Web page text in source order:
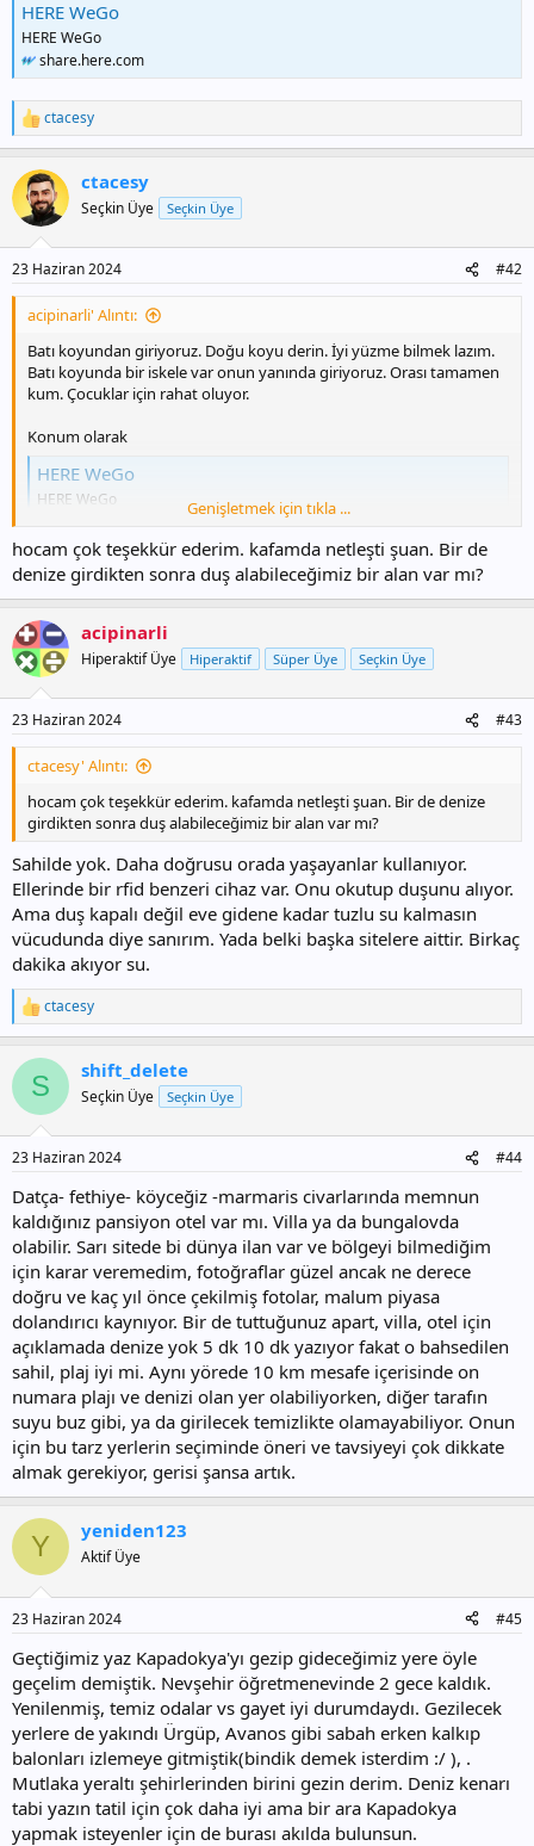
dediler. 5 kuzenin hepsi de aynısını dedi.
Tisan kalabalık olmuyor. Hafta içi giderseniz hele daha tenha. Biz
Tisana giderseniz etrafta. Turistik yerleri gezelim derseniz
gezemezsini çünkü yok. Uzak heryere. Kafa dinlemelik bir yer.
HERE WeGo
HERE WeGo
share.here.com
T
e
k
l
:
ctacesy
ctacesy
Seçkin Üye Seçkin Üye
23 Haziran 2024 #42
acipinarli' Alıntı:
Batı koyundan giriyoruz. Doğu koyu derin. İyi yüzme bilmek lazım.
Batı koyunda bir iskele var onun yanında giriyoruz. Orası tamamen
kum. Çocuklar için rahat oluyor.
Konum olarak
HERE WeGo
HERE WeGo
Genişletmek için tıkla ...
hocam çok teşekkür ederim. kafamda netleşti şuan. Bir de
denize girdikten sonra duş alabileceğimiz bir alan var mı?
acipinarli
Hiperaktif Üye Hiperaktif Süper Üye Seçkin Üye
23 Haziran 2024 #43
ctacesy' Alıntı:
hocam çok teşekkür ederim. kafamda netleşti şuan. Bir de denize
girdikten sonra duş alabileceğimiz bir alan var mı?
Sahilde yok. Daha doğrusu orada yaşayanlar kullanıyor.
Ellerinde bir rfid benzeri cihaz var. Onu okutup duşunu alıyor.
Ama duş kapalı değil eve gidene kadar tuzlu su kalmasın
vücudunda diye sanırım. Yada belki başka sitelere aittir. Birkaç
dakika akıyor su.
T
e
k
l
:
ctacesy
S shift_delete
Seçkin Üye Seçkin Üye
23 Haziran 2024 #44
Datça- fethiye- köyceğiz -marmaris civarlarında memnun
kaldığınız pansiyon otel var mı. Villa ya da bungalovda
olabilir. Sarı sitede bi dünya ilan var ve bölgeyi bilmediğim
için karar veremedim, fotoğraflar güzel ancak ne derece
doğru ve kaç yıl önce çekilmiş fotolar, malum piyasa
dolandırıcı kaynıyor. Bir de tuttuğunuz apart, villa, otel için
açıklamada denize yok 5 dk 10 dk yazıyor fakat o bahsedilen
sahil, plaj iyi mi. Aynı yörede 10 km mesafe içerisinde on
numara plajı ve denizi olan yer olabiliyorken, diğer tarafın
suyu buz gibi, ya da girilecek temizlikte olamayabiliyor. Onun
için bu tarz yerlerin seçiminde öneri ve tavsiyeyi çok dikkate
almak gerekiyor, gerisi şansa artık.
Y yeniden123
Aktif Üye
23 Haziran 2024 #45
Geçtiğimiz yaz Kapadokya'yı gezip gideceğimiz yere öyle
geçelim demiştik. Nevşehir öğretmenevinde 2 gece kaldık.
Yenilenmiş, temiz odalar vs gayet iyi durumdaydı. Gezilecek
yerlere de yakındı Ürgüp, Avanos gibi sabah erken kalkıp
balonları izlemeye gitmiştik(bindik demek isterdim :/ ), .
Mutlaka yeraltı şehirlerinden birini gezin derim. Deniz kenarı
tabi yazın tatil için çok daha iyi ama bir ara Kapadokya
yapmak isteyenler için de burası akılda bulunsun.